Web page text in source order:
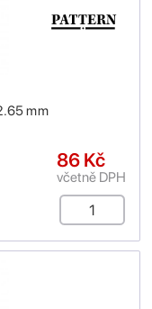
mm
86 Kč
včetně DPH